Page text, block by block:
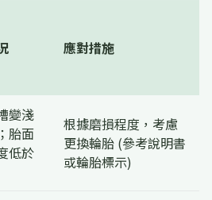
應對措施
變淺
胎面
低於
根據磨損程度，考慮
更換輪胎 (參考說明書
或輪胎標示)